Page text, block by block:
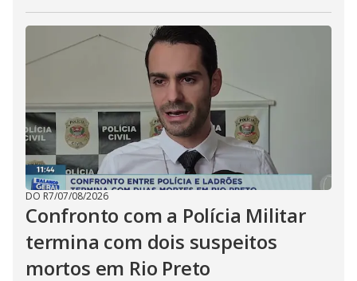
DO R7/07/08/2026
Confronto com a Polícia Militar
termina com dois suspeitos
mortos em Rio Preto